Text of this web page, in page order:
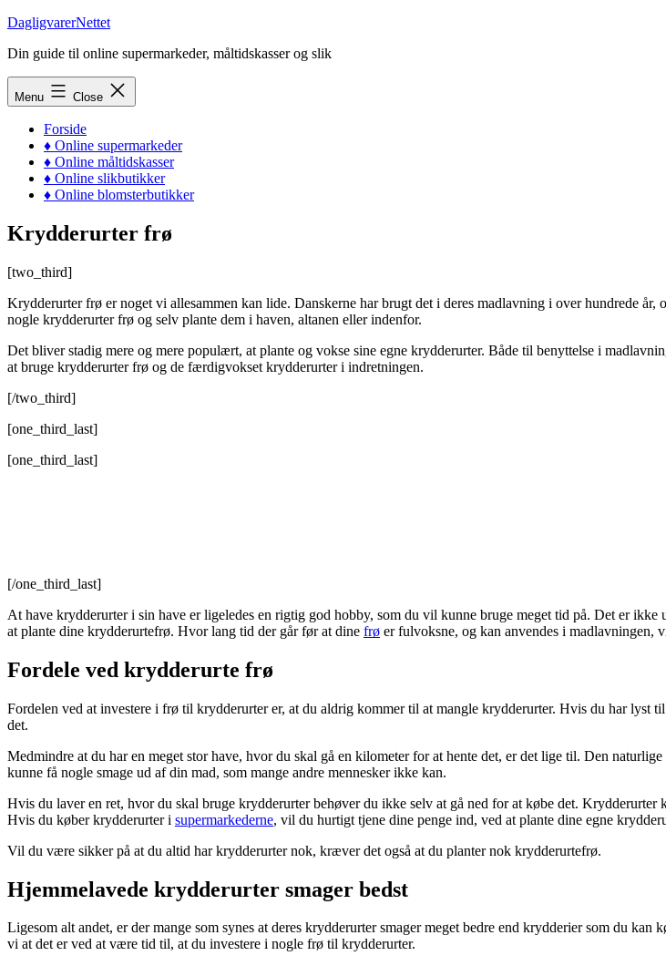
Skip
content
DagligvarerNettet
Din guide til online supermarkeder, måltidskasser og slik
Menu Close
Forside
♦ Online supermarkeder
♦ Online måltidskasser
♦ Online slikbutikker
♦ Online blomsterbutikker
Krydderurter frø
[two_third]
Krydderurter frø er noget vi allesammen kan lide. Danskerne har brugt det i deres madlavning i over hundrede
nogle krydderurter frø og selv plante dem i haven, altanen eller indenfor.
Det bliver stadig mere og mere populært, at plante og vokse sine egne krydderurter. Både til benyttelse i
at bruge krydderurter frø og de færdigvokset krydderurter i indretningen.
[/two_third]
[one_third_last]
[one_third_last]
[/one_third_last]
At have krydderurter i sin have er ligeledes en rigtig god hobby, som du vil kunne bruge meget tid på. Det er
at plante dine krydderurtefrø. Hvor lang tid der går før at dine frø er fulvoksne, og kan anvendes i madlavningen,
Fordele ved krydderurte frø
Fordelen ved at investere i frø til krydderurter er, at du aldrig kommer til at mangle krydderurter. Hvis du har lyst
det.
Medmindre at du har en meget stor have, hvor du skal gå en kilometer for at hente det, er det lige til. Den
kunne få nogle smage ud af din mad, som mange andre mennesker ikke kan.
Hvis du laver en ret, hvor du skal bruge krydderurter behøver du ikke selv at gå ned for at købe det.
Hvis du køber krydderurter i supermarkederne, vil du hurtigt tjene dine penge ind, ved at plante dine egne
Vil du være sikker på at du altid har krydderurter nok, kræver det også at du planter nok krydderurtefrø.
Hjemmelavede krydderurter smager bedst
Ligesom alt andet, er der mange som synes at deres krydderurter smager meget bedre end krydderier som du
vi at det er ved at være tid til, at du investere i nogle frø til krydderurter.